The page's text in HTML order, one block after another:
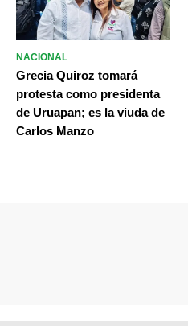
NACIONAL
Grecia Quiroz tomará
protesta como presidenta
de Uruapan; es la viuda de
Carlos Manzo